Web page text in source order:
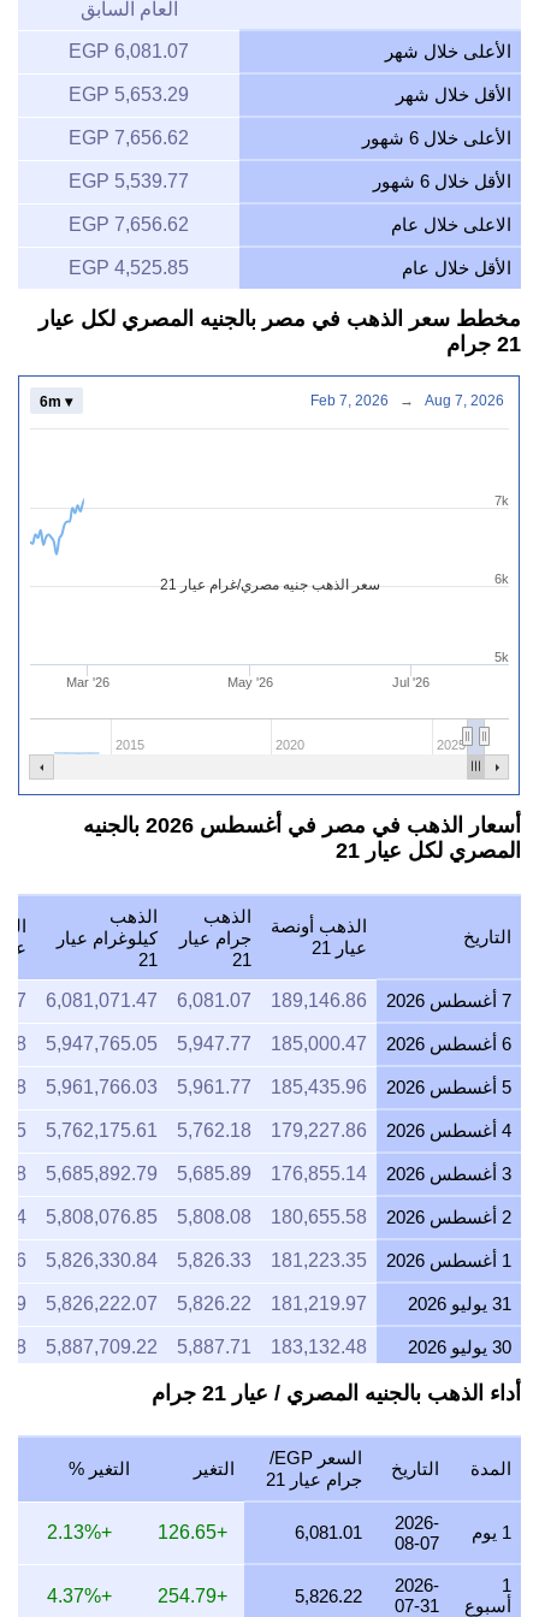
العام السابق
الأعلى خلال شهر 6,081.07 EGP
الأقل خلال شهر 5,653.29 EGP
الأعلى خلال 6 شهور 7,656.62 EGP
الأقل خلال 6 شهور 5,539.77 EGP
الاعلى خلال عام 7,656.62 EGP
الأقل خلال عام 4,525.85 EGP
مخطط سعر الذهب في مصر بالجنيه المصري لكل عيار
21 جرام
سعر الذهب جنيه مصري/غرام عيار 21
Mar '26 May '26 Jul '26
2015 2020 2025
5k
6k
7k
6m ▾ Feb 7, 2026 → Aug 7, 2026
أسعار الذهب في مصر في أغسطس 2026 بالجنيه
المصري لكل عيار 21
التاريخ
الذهب أونصة
عيار 21
الذهب
جرام عيار
21
الذهب
كيلوغرام عيار
21
عيار
7 أغسطس 2026 189,146.86
6,081.07
6,081,071.47
6 أغسطس 2026 185,000.47
5,947.77
5,947,765.05
5 أغسطس 2026 185,435.96
5,961.77
5,961,766.03
4 أغسطس 2026 179,227.86
5,762.18
5,762,175.61
3 أغسطس 2026 176,855.14
5,685.89
5,685,892.79
2 أغسطس 2026 180,655.58
5,808.08
5,808,076.85
1 أغسطس 2026 181,223.35
5,826.33
5,826,330.84
31 يوليو 2026 181,219.97
5,826.22
5,826,222.07
30 يوليو 2026 183,132.48
5,887.71
5,887,709.22
29 يوليو 2026 179,491.55
5,770.65
5,770,653.29
28 يوليو 2026 178,171.52
5,728.21
5,728,214.44
27 يوليو 2026 181,126.79
5,823.23
5,823,226.16
5,850.14
5,850,137.17
25 يوليو 2026 181,986.55
5,850.87
24 يوليو 2026 182,644.16
5,872.01
5,872,009.63
أداء الذهب بالجنيه المصري / عيار 21 جرام
المدة التاريخ
السعر EGP/
جرام عيار 21
التغير التغير %
1 يوم
2026-
08-07
6,081.01
+126.65
+2.13%
1
أسبوع
2026-
07-31
5,826.22
+254.79
+4.37%